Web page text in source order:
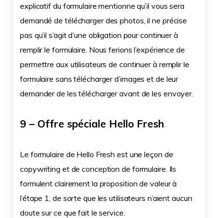
explicatif du formulaire mentionne qu’il vous sera
demandé de télécharger des photos, il ne précise
pas qu’il s’agit d’une obligation pour continuer à
remplir le formulaire. Nous ferions l’expérience de
permettre aux utilisateurs de continuer à remplir le
formulaire sans télécharger d’images et de leur
demander de les télécharger avant de les envoyer.
9 – Offre spéciale Hello Fresh
Le formulaire de Hello Fresh est une leçon de
copywriting et de conception de formulaire. Ils
formulent clairement la proposition de valeur à
l’étape 1, de sorte que les utilisateurs n’aient aucun
doute sur ce que fait le service.